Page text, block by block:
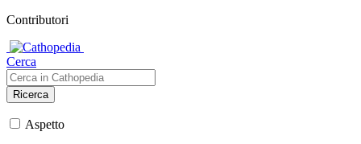
Contributori
Cerca
Ricerca
Aspetto